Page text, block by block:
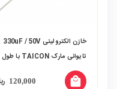
خازن الکترولیتی 330uF / 50V
تایوانی مارک TAICON با طول
عمر بالا
120,000 local_mall